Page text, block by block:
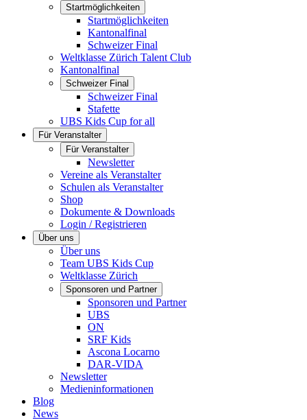
Startmöglichkeiten
Startmöglichkeiten
Kantonalfinal
Schweizer Final
Weltklasse Zürich Talent Club
Kantonalfinal
Schweizer Final
Schweizer Final
Stafette
UBS Kids Cup for all
Für Veranstalter
Für Veranstalter
Newsletter
Vereine als Veranstalter
Schulen als Veranstalter
Shop
Dokumente & Downloads
Login / Registrieren
Über uns
Über uns
Team UBS Kids Cup
Weltklasse Zürich
Sponsoren und Partner
Sponsoren und Partner
UBS
ON
SRF Kids
Ascona ​Locarno
DAR-VIDA
Newsletter
Medieninformationen
Blog
News